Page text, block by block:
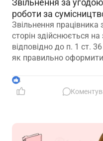
Звільнення за
роботи за
Звільнення
сторін здійснюється
відповідно до п. 1 ст.
як правильно оформити
зафіксувати
роботодавцем.
4